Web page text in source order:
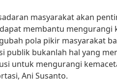
masyarakat akan
membantu mengurangi
pola pikir masyarakat
publik bukanlah hal yang
untuk mengurangi
Ani Susanto.